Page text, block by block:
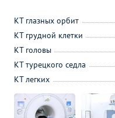
КТ глазных орбит
КТ грудной клетки
КТ головы
КТ турецкого седла
КТ легких